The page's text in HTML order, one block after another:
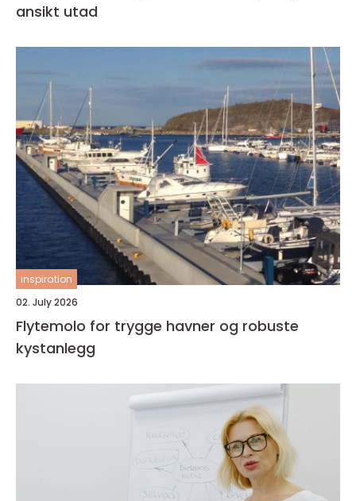
ansikt utad
inspiration
02. July 2026
Flytemolo for trygge havner og robuste
kystanlegg